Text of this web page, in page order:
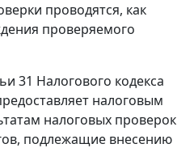
проводятся, как
проверяемого
31 Налогового кодекса
налоговым
налоговых проверок
подлежащие внесению